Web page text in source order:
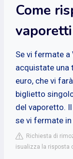
Come
Se vi fermate a
acquistate una
euro, che vi
biglietto
del vaporetto.
se vi fermate
Richiesta di
isualizza la risposta